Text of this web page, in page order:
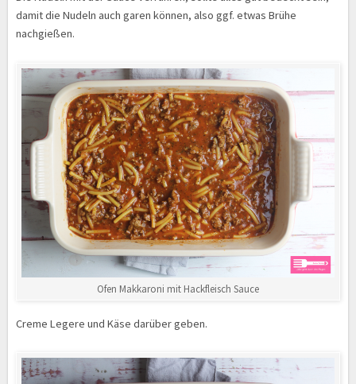
damit die Nudeln auch garen können, also ggf. etwas Brühe
nachgießen.
Ofen Makkaroni mit Hackfleisch Sauce
Creme Legere und Käse darüber geben.